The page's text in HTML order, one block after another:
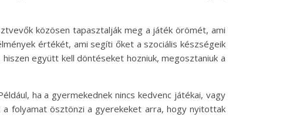
közösen tapasztalják meg a játék örömét, ami
értékét, ami segíti őket a szociális készségeik
együtt kell döntéseket hozniuk, megosztaniuk a
ha a gyermekednek nincs kedvenc játékai, vagy
folyamat ösztönzi a gyerekeket arra, hogy nyitottak